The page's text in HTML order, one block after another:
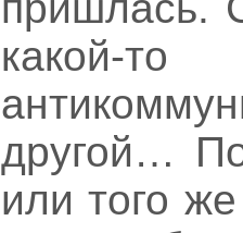
какой-
другой…
или того